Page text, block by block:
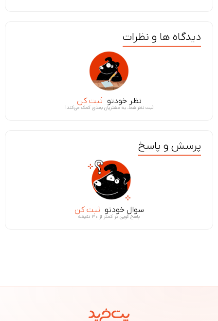
دیدگاه ها و نظرات
نظر خودتو ثبت کن
ثبت نظر شما، به مشتریان بعدی کمک می‌کند!
پرسش و پاسخ
سوال خودتو ثبت کن
پاسخ گویی در کمتر از ۳۰ دقیقه